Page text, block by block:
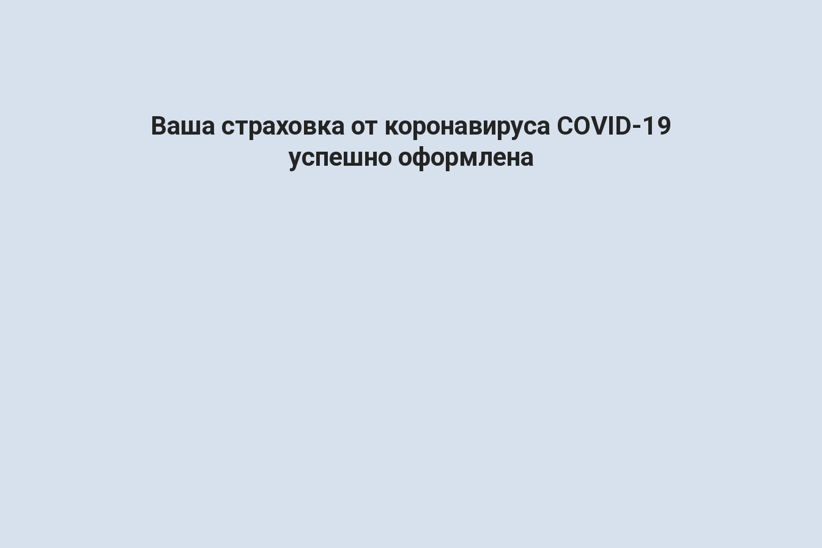
Ваша страховка от коронавируса COVID-19
успешно оформлена